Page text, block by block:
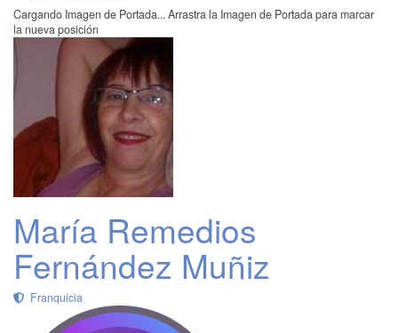
Cargando Imagen de Portada... Arrastra la Imagen de Portada para marcar
la nueva posición
María Remedios
Fernández Muñiz
Franquicia